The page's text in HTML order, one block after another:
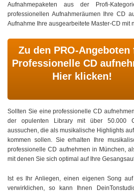
Aufnahmepaketen aus der Profi-
professionellen Aufnahmeräumen Ihre CD
Aufnahme Ihre ausgearbeitete Master-CD mit
Zu den PRO-Angeboten
Professionelle CD
Hier klicken!
Sollten Sie eine professionelle CD
der opulenten Library mit über 50.000
aussuchen, die als musikalische Highlights
kommen sollen. Sie erhalten Ihre
professionelle CD aufnehmen in München,
mit denen Sie sich optimal auf Ihre
Ist es Ihr Anliegen, einen eigenen Song
verwirklichen, so kann Ihnen